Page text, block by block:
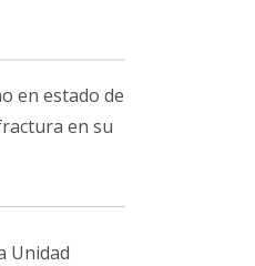
en estado de
en su
Unidad